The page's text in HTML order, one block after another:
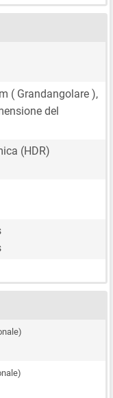
( Grandangolare ),
del
(HDR)